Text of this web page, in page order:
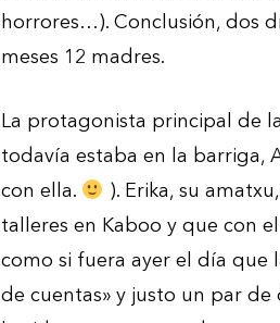
horrores…). Conclusión, dos
meses 12 madres.
La protagonista principal de
todavía estaba en la barriga,
con ella.
). Erika, su
talleres en Kaboo y que con
como si fuera ayer el día que
de cuentas» y justo un par